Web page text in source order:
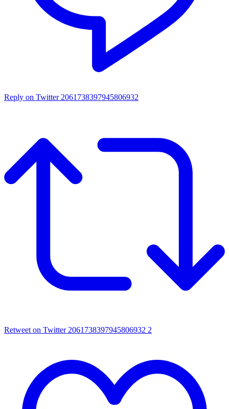
Reply on Twitter 2061738397945806932
Retweet on Twitter 2061738397945806932 2